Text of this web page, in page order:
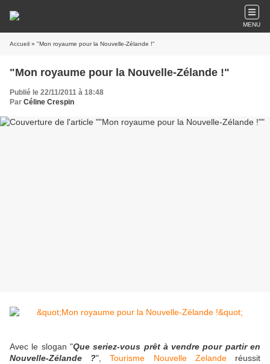
MENU
Accueil » "Mon royaume pour la Nouvelle-Zélande !"
"Mon royaume pour la Nouvelle-Zélande !"
Publié le 22/11/2011 à 18:48
Par Céline Crespin
Avec le slogan "Que seriez-vous prêt à vendre pour partir en
Nouvelle-Zélande ?",Tourisme Nouvelle Zelanderéussit